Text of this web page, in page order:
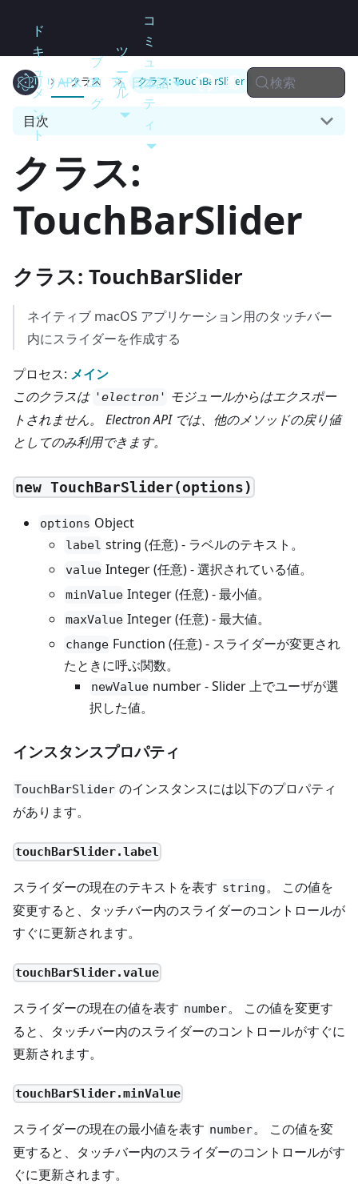
Electron
ド
キ
ュ
メ
ン
ト
API
ブ
ロ
グ
ツ
ー
ル
コ
ミ
ュ
ニ
テ
ィ
リリース 日本語 検索
クラス クラス: TouchBarSlider
目次
クラス:
TouchBarSlider
クラス: TouchBarSlider
ネイティブ macOS アプリケーション用のタッチバー
内にスライダーを作成する
プロセス: メイン
このクラスは 'electron' モジュールからはエクスポー
トされません。 Electron API では、他のメソッドの戻り値
としてのみ利用できます。
new TouchBarSlider(options)
options Object
label string (任意) - ラベルのテキスト。
value Integer (任意) - 選択されている値。
minValue Integer (任意) - 最小値。
maxValue Integer (任意) - 最大値。
change Function (任意) - スライダーが変更され
たときに呼ぶ関数。
newValue number - Slider 上でユーザが選
択した値。
インスタンスプロパティ
TouchBarSlider のインスタンスには以下のプロパティ
があります。
touchBarSlider.label
スライダーの現在のテキストを表す string。 この値を
変更すると、タッチバー内のスライダーのコントロールが
すぐに更新されます。
touchBarSlider.value
スライダーの現在の値を表す number。 この値を変更す
ると、タッチバー内のスライダーのコントロールがすぐに
更新されます。
touchBarSlider.minValue
スライダーの現在の最小値を表す number。 この値を変
更すると、タッチバー内のスライダーのコントロールがす
ぐに更新されます。